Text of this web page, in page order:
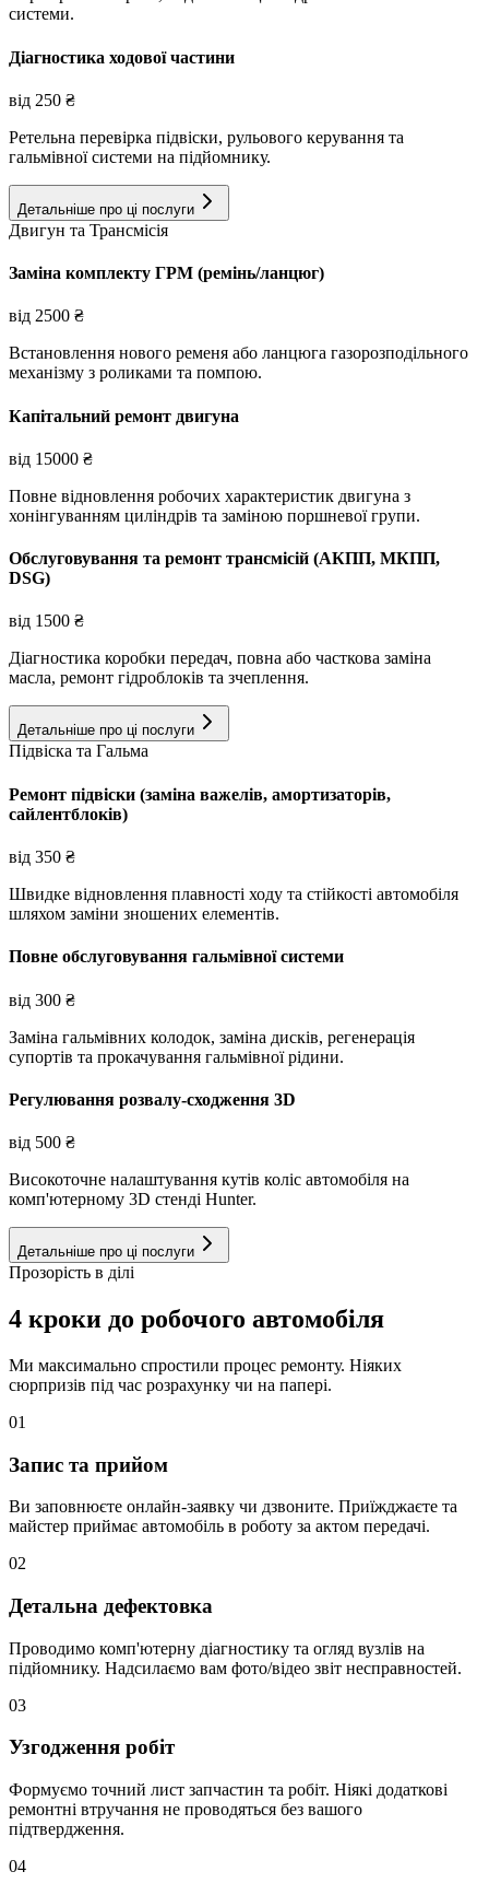
системи.
Діагностика ходової частини
від 250 ₴
Ретельна перевірка підвіски, рульового керування та
гальмівної системи на підйомнику.
Детальніше про ці послуги
Двигун та Трансмісія
Заміна комплекту ГРМ (ремінь/ланцюг)
від 2500 ₴
Встановлення нового ременя або ланцюга газорозподільного
механізму з роликами та помпою.
Капітальний ремонт двигуна
від 15000 ₴
Повне відновлення робочих характеристик двигуна з
хонінгуванням циліндрів та заміною поршневої групи.
Обслуговування та ремонт трансмісій (АКПП, МКПП,
DSG)
від 1500 ₴
Діагностика коробки передач, повна або часткова заміна
масла, ремонт гідроблоків та зчеплення.
Детальніше про ці послуги
Підвіска та Гальма
Ремонт підвіски (заміна важелів, амортизаторів,
сайлентблоків)
від 350 ₴
Швидке відновлення плавності ходу та стійкості автомобіля
шляхом заміни зношених елементів.
Повне обслуговування гальмівної системи
від 300 ₴
Заміна гальмівних колодок, заміна дисків, регенерація
супортів та прокачування гальмівної рідини.
Регулювання розвалу-сходження 3D
від 500 ₴
Високоточне налаштування кутів коліс автомобіля на
комп'ютерному 3D стенді Hunter.
Детальніше про ці послуги
Прозорість в ділі
4 кроки до робочого автомобіля
Ми максимально спростили процес ремонту. Ніяких
сюрпризів під час розрахунку чи на папері.
01
Запис та прийом
Ви заповнюєте онлайн-заявку чи дзвоните. Приїжджаєте та
майстер приймає автомобіль в роботу за актом передачі.
02
Детальна дефектовка
Проводимо комп'ютерну діагностику та огляд вузлів на
підйомнику. Надсилаємо вам фото/відео звіт несправностей.
03
Узгодження робіт
Формуємо точний лист запчастин та робіт. Ніякі додаткові
ремонтні втручання не проводяться без вашого
підтвердження.
04